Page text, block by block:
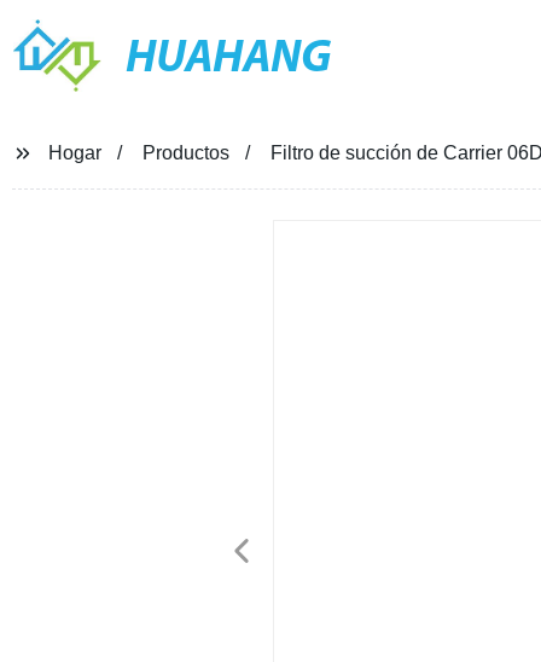
HUAHANG
Hogar Productos Filtro de succión de Carrier